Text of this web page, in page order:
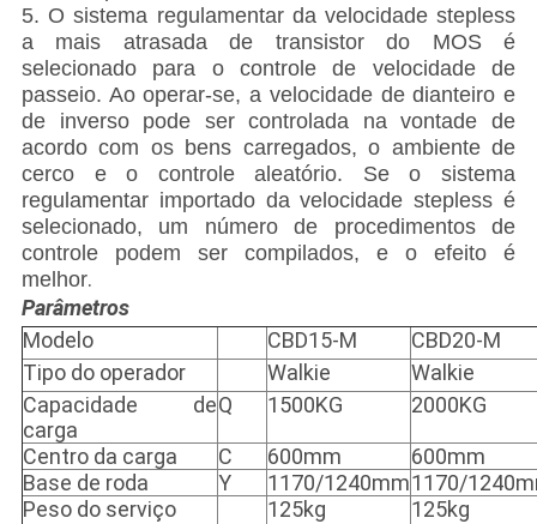
5. O sistema regulamentar da velocidade stepless
a mais atrasada de transistor do MOS é
selecionado para o controle de velocidade de
passeio. Ao operar-se, a velocidade de dianteiro e
de inverso pode ser controlada na vontade de
acordo com os bens carregados, o ambiente de
cerco e o controle aleatório. Se o sistema
regulamentar importado da velocidade stepless é
selecionado, um número de procedimentos de
controle podem ser compilados, e o efeito é
melhor.
Parâmetros
Modelo
CBD15-M
CBD20-M
Tipo do operador
Walkie
Walkie
Capacidade de
carga
Q 1500KG 2000KG
Centro da carga C 600mm
600mm
Base de roda
Y 1170/1240mm1170/
Peso do serviço
125kg
125kg